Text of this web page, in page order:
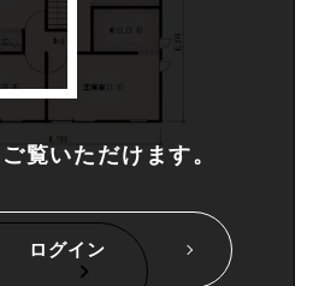
ご覧いただけます。
ログイン